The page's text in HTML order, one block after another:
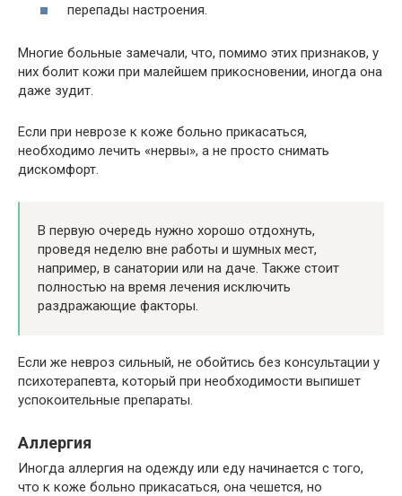
перепады настроения.
Многие больные замечали, что, помимо этих признаков, у
них болит кожи при малейшем прикосновении, иногда она
даже зудит.
Если при неврозе к коже больно прикасаться,
необходимо лечить «нервы», а не просто снимать
дискомфорт.
В первую очередь нужно хорошо отдохнуть,
проведя неделю вне работы и шумных мест,
например, в санатории или на даче. Также стоит
полностью на время лечения исключить
раздражающие факторы.
Если же невроз сильный, не обойтись без консультации у
психотерапевта, который при необходимости выпишет
успокоительные препараты.
Аллергия
Иногда аллергия на одежду или еду начинается с того,
что к коже больно прикасаться, она чешется, но